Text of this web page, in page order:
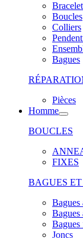
Boucles
Colliers
Bagues
Pièces
Homme
BOUCLES
FIXES
BAGUES ET
Bagues
Bagues
Bagues
Joncs